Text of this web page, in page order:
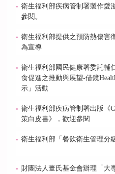
衛生福利部疾病管制署製作愛
參閱。
衛生福利部提供之預防熱傷害
為宣導
衛生福利部國民健康署委託輔
食促進之推動與展望-借鏡
示」活動
衛生福利部疾病管制署出版《
策白皮書》，歡迎參閱
衛生福利部「餐飲衛生管理分
財團法人董氏基金會辦理「大